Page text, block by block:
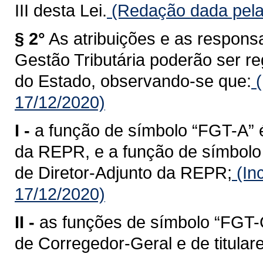
III desta Lei. (Redação dada
§ 2° As atribuições e as
Gestão Tributária poderão ser
do Estado, observando-se que:
17/12/2020)
I - a função de símbolo “FGT-
da REPR, e a função de
de Diretor-Adjunto da REPR;
17/12/2020)
II - as funções de símbolo
de Corregedor-Geral e de